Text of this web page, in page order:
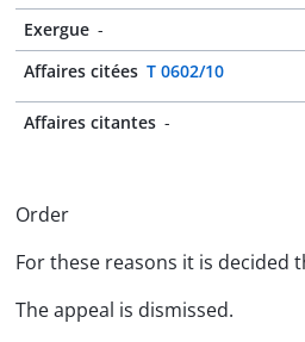
Exergue -
Affaires citées T 0602/10
Affaires citantes -
Order
For these reasons it is decided
The appeal is dismissed.